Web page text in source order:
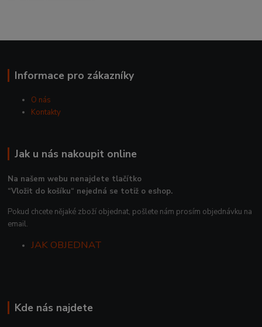
Informace pro zákazníky
O nás
Kontakty
Jak u nás nakoupit online
Na našem webu nenajdete tlačítko
“Vložit do košíku“ nejedná se totiž o eshop.
Pokud chcete nějaké zboží objednat, pošlete nám prosím objednávku na
email.
JAK OBJEDNAT
Kde nás najdete